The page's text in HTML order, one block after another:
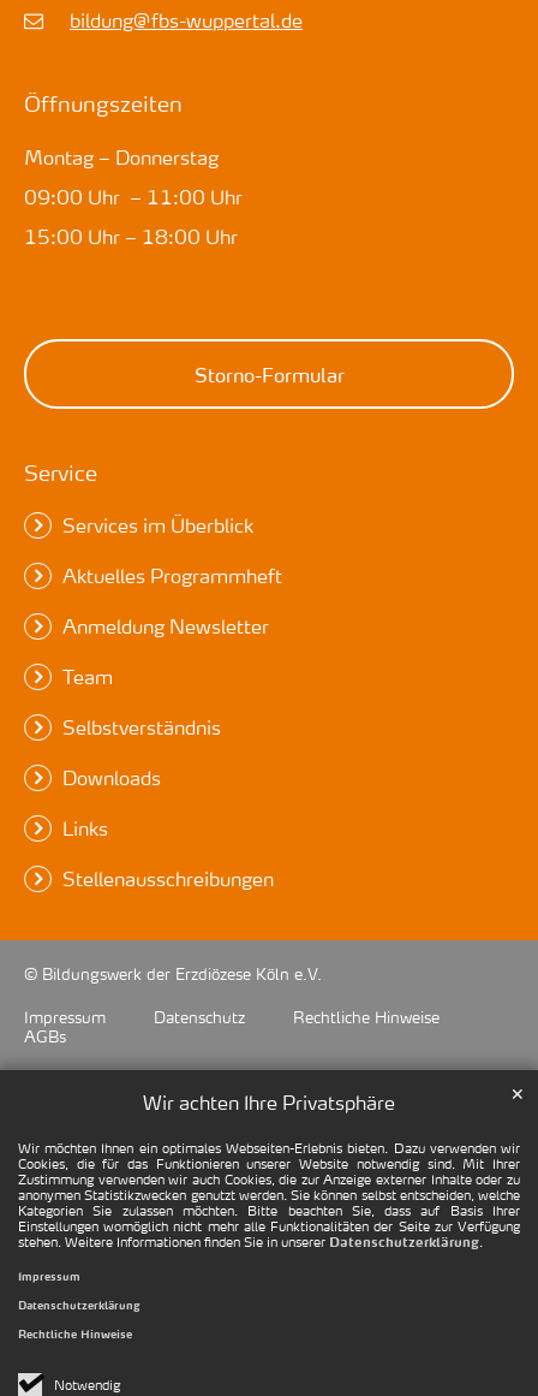
Wir achten Ihre Privatsphäre
Wir möchten Ihnen ein optimales Webseiten-Erlebnis bieten. Dazu verwenden wir
Cookies, die für das Funktionieren unserer Website notwendig sind. Mit Ihrer
Zustimmung verwenden wir auch Cookies, die zur Anzeige externer Inhalte oder zu
anonymen Statistikzwecken genutzt werden. Sie können selbst entscheiden, welche
Kategorien Sie zulassen möchten. Bitte beachten Sie, dass auf Basis Ihrer
Einstellungen womöglich nicht mehr alle Funktionalitäten der Seite zur Verfügung
stehen. Weitere Informationen finden Sie in unserer Datenschutzerklärung.
Notwendig
✕
Impressum
Datenschutzerklärung
Rechtliche Hinweise
bildung@fbs-wuppertal.de
Öffnungszeiten
Montag – Donnerstag
09:00 Uhr – 11:00 Uhr
15:00 Uhr – 18:00 Uhr
Storno-Formular
Service
Services im Überblick
Aktuelles Programmheft
Anmeldung Newsletter
Team
Selbstverständnis
Downloads
Links
Stellenausschreibungen
© Bildungswerk der Erzdiözese Köln e.V.
Impressum
Datenschutz
Rechtliche Hinweise
AGBs